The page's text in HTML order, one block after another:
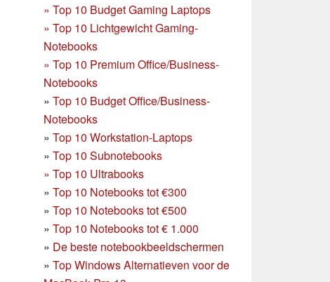
» Top 10 Budget Gaming Laptops
» Top 10 Lichtgewicht Gaming-
Notebooks
» Top 10 Premium Office/Business-
Notebooks
» Top 10 Budget Office/Business-
Notebooks
» Top 10 Workstation-Laptops
» Top 10 Subnotebooks
» Top 10 Ultrabooks
» Top 10 Notebooks tot €300
» Top 10 Notebooks tot €500
» Top 10 Notebooks tot € 1.000
» De beste notebookbeeldschermen
» Top Windows Alternatieven voor de